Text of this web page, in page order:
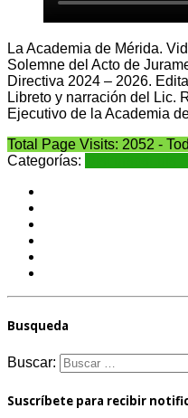
La Academia de Mérida.
Solemne del Acto de
Directiva 2024 – 2026.
Libreto y narración del Lic.
Ejecutivo de la Academia
Total Page Visits: 2052 -
Categorías:
Busqueda
Buscar:
Suscríbete para recibir